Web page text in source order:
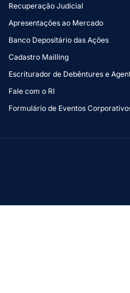
Recuperação Judicial
Apresentações ao Mercado
Banco Depositário das Ações
Cadastro Mailling
Escriturador de Debêntures e
Fale com o RI
Formulário de Eventos